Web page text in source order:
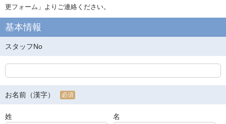
更フォーム 」よりご連絡ください。
基本情報
スタッフNo
お名前（漢字） 必須
姓 名